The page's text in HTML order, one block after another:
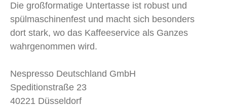
Die großformatige Untertasse ist robust und
spülmaschinenfest und macht sich besonders
dort stark, wo das Kaffeeservice als Ganzes
wahrgenommen wird.
Nespresso Deutschland GmbH
Speditionstraße 23
40221 Düsseldorf